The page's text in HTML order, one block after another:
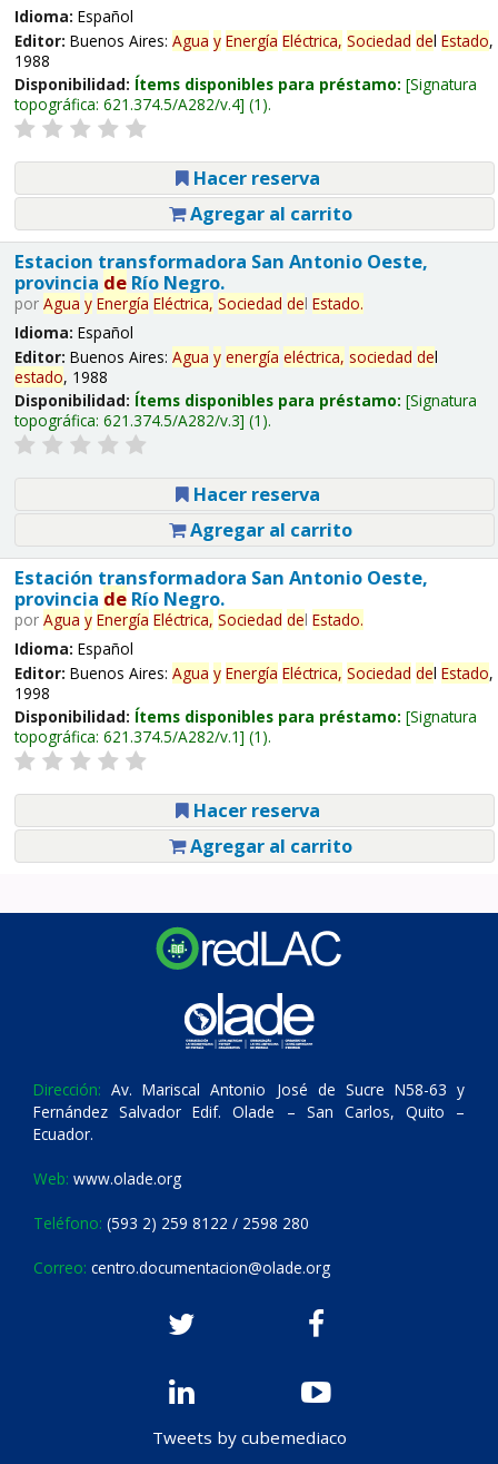
Idioma: Español
Editor: Buenos Aires: Agua y Energía Eléctrica, Sociedad del Estado,
1988
Disponibilidad: Ítems disponibles para préstamo: Signatura
topográfica: 621.374.5/A282/v.4 (1).
Hacer reserva
Agregar al carrito
Estacion transformadora San Antonio Oeste,
provincia deRío Negro.
por Agua y Energía Eléctrica, Sociedad del Estado.
Idioma: Español
Editor: Buenos Aires: Agua y energía eléctrica, sociedad del
estado, 1988
Disponibilidad: Ítems disponibles para préstamo: Signatura
topográfica: 621.374.5/A282/v.3 (1).
Hacer reserva
Agregar al carrito
Estación transformadora San Antonio Oeste,
provincia deRío Negro.
por Agua y Energía Eléctrica, Sociedad del Estado.
Idioma: Español
Editor: Buenos Aires: Agua y Energía Eléctrica, Sociedad del Estado,
1998
Disponibilidad: Ítems disponibles para préstamo: Signatura
topográfica: 621.374.5/A282/v.1 (1).
Hacer reserva
Agregar al carrito
Dirección: Av. Mariscal Antonio José de Sucre N58-63 y
Fernández Salvador Edif. Olade – San Carlos, Quito –
Ecuador.
Web: www.olade.org
Teléfono: (593 2) 259 8122 / 2598 280
Correo: centro.documentacion@olade.org
Tweets by cubemediaco